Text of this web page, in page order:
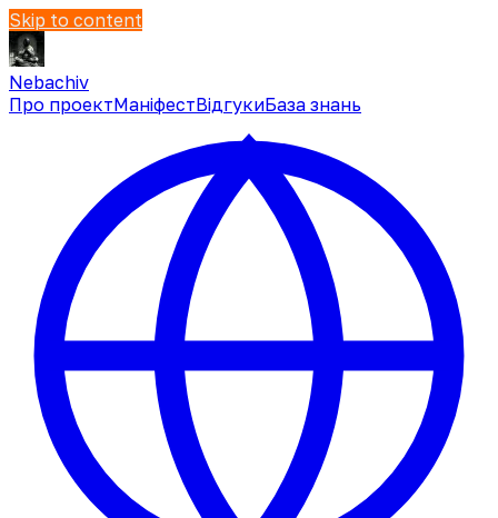
Skip to content
Nebachiv
Про проектМаніфестВідгукиБаза знань